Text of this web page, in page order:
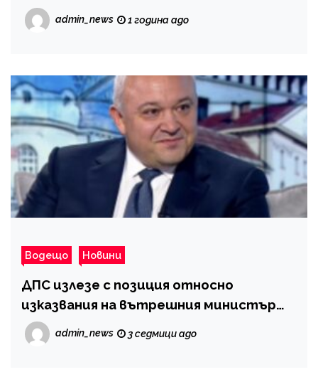
admin_news 1 година ago
Водещо Новини
ДПС излезе с позиция относно
изказвания на вътрешния министър
Иван Демерджиев
admin_news 3 седмици ago